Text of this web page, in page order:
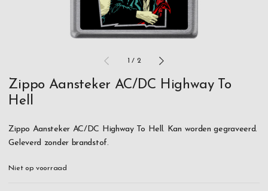
1 / 2
Zippo Aansteker AC/DC Highway To
Hell
Zippo Aansteker AC/DC Highway To Hell. Kan worden gegraveerd.
Geleverd zonder brandstof.
Niet op voorraad